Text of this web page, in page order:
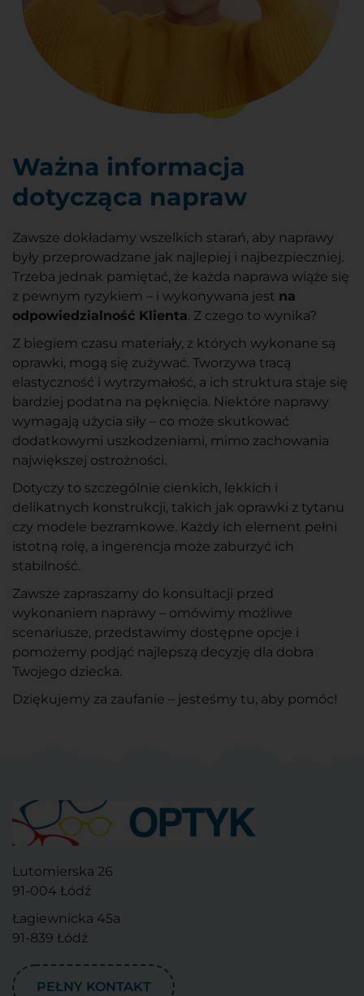
Ważna informacja
dotycząca napraw
Zawsze dokładamy wszelkich starań, aby naprawy
były przeprowadzane jak najlepiej i najbezpieczniej.
Trzeba jednak pamiętać, że każda naprawa wiąże się
z pewnym ryzykiem – i wykonywana jest na
odpowiedzialność Klienta. Z czego to wynika?
Z biegiem czasu materiały, z których wykonane są
oprawki, mogą się zużywać. Tworzywa tracą
elastyczność i wytrzymałość, a ich struktura staje się
bardziej podatna na pęknięcia. Niektóre naprawy
wymagają użycia siły – co może skutkować
dodatkowymi uszkodzeniami, mimo zachowania
największej ostrożności.
Dotyczy to szczególnie cienkich, lekkich i
delikatnych konstrukcji, takich jak oprawki z tytanu
czy modele bezramkowe. Każdy ich element pełni
istotną rolę, a ingerencja może zaburzyć ich
stabilność.
Zawsze zapraszamy do konsultacji przed
wykonaniem naprawy – omówimy możliwe
scenariusze, przedstawimy dostępne opcje i
pomożemy podjąć najlepszą decyzję dla dobra
Twojego dziecka.
Dziękujemy za zaufanie – jesteśmy tu, aby pomóc!
Lutomierska 26
91-004 Łódź
Łagiewnicka 45a
91-839 Łódź
PEŁNY KONTAKT